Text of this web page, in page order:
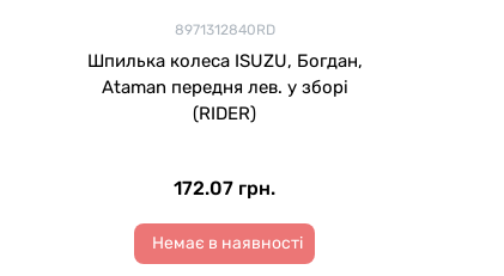
8971312840RD
Шпилька колеса ISUZU, Богдан,
Ataman передня лев. у зборі
(RIDER)
172.07 грн.
Немає в наявності